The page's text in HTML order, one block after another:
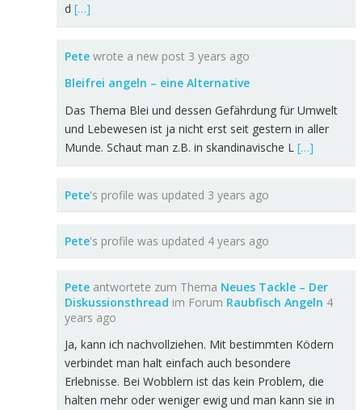
d […]
Petewrote a new post 3 years ago
Bleifrei angeln – eine Alternative
Das Thema Blei und dessen Gefährdung für Umwelt
und Lebewesen ist ja nicht erst seit gestern in aller
Munde. Schaut man z.B. in skandinavische L […]
Pete's profile was updated 3 years ago
Pete's profile was updated 4 years ago
Peteantwortete zum Thema Neues Tackle – Der
Diskussionsthread im Forum Raubfisch Angeln 4
years ago
Ja, kann ich nachvollziehen. Mit bestimmten Ködern
verbindet man halt einfach auch besondere
Erlebnisse. Bei Wobblern ist das kein Problem, die
halten mehr oder weniger ewig und man kann sie in